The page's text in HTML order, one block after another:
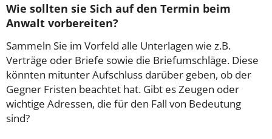
Wie sollten sie Sich auf den Termin beim
Anwalt vorbereiten?
Sammeln Sie im Vorfeld alle Unterlagen wie z.B.
Verträge oder Briefe sowie die Briefumschläge. Diese
könnten mitunter Aufschluss darüber geben, ob der
Gegner Fristen beachtet hat. Gibt es Zeugen oder
wichtige Adressen, die für den Fall von Bedeutung
sind?